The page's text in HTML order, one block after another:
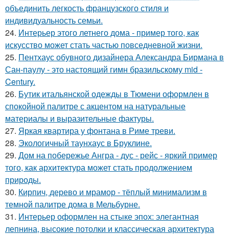
объединить легкость французского стиля и
индивидуальность семьи.
24. Интерьер этого летнего дома - пример того, как
искусство может стать частью повседневной жизни.
25. Пентхаус обувного дизайнера Александра Бирмана в
Сан-паулу - это настоящий гимн бразильскому mid -
Century.
26. Бутик итальянской одежды в Тюмени оформлен в
спокойной палитре с акцентом на натуральные
материалы и выразительные фактуры.
27. Яркая квартира у фонтана в Риме треви.
28. Экологичный таунхаус в Бруклине.
29. Дом на побережье Ангра - дус - рейс - яркий пример
того, как архитектура может стать продолжением
природы.
30. Кирпич, дерево и мрамор - тёплый минимализм в
темной палитре дома в Мельбурне.
31. Интерьер оформлен на стыке эпох: элегантная
лепнина, высокие потолки и классическая архитектура